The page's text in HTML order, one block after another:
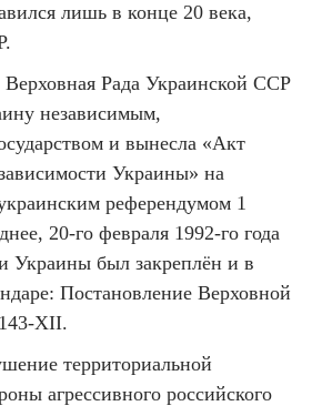
лишь в конце 20 века,
Верховная Рада Украинской ССР
независимым,
и вынесла «Акт
Украины» на
референдумом 1
20-го февраля 1992-го года
Украины был закреплён и в
Постановление Верховной
ХІІ.
территориальной
агрессивного российского